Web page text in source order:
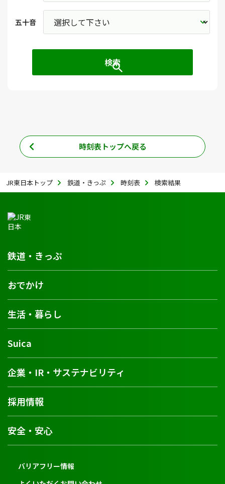
五十音
時刻表トップへ戻る
JR東日本トップ 鉄道・きっぷ 時刻表 検索結果
鉄道・きっぷ
おでかけ
生活・暮らし
Suica
企業・IR・サステナビリティ
採用情報
安全・安心
バリアフリー情報